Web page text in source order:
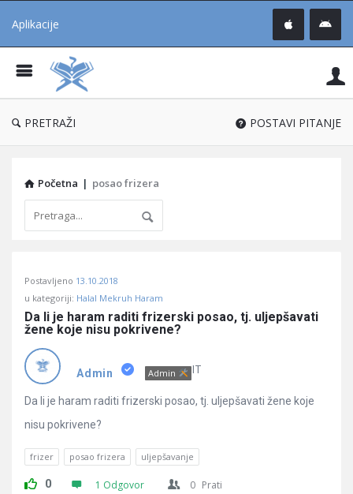
Aplikacije
®
PRETRAŽI POSTAVI PITANJE
Početna | posao frizera
Učene
Latest
Pitanja
Postavljeno 13.10.2018
u kategoriji: Halal Mekruh Haram
Da li je haram raditi frizerski posao, tj. uljepšavati
žene koje nisu pokrivene?
Admin Admin IT
Da li je haram raditi frizerski posao, tj. uljepšavati žene koje
nisu pokrivene?
frizer posao frizera uljepšavanje
0 1 Odgovor 0 Prati